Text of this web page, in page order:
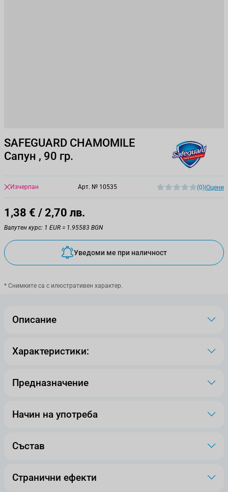
SAFEGUARD CHAMOMILE
Сапун , 90 гр.
Изчерпан Арт. № 10535 (0)|Оцени
1,38 € / 2,70 лв.
Валутен курс: 1 EUR = 1.95583 BGN
Уведоми ме при наличност
* Снимките са с илюстративен характер.
Описание
Характеристики:
Предназначение
Начин на употреба
Състав
Странични ефекти